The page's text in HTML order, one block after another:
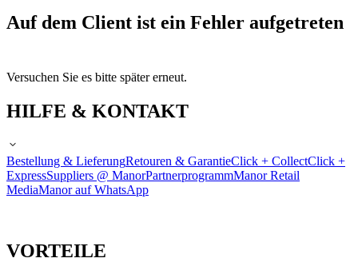
Auf dem Client ist ein Fehler aufgetreten
Versuchen Sie es bitte später erneut.
HILFE & KONTAKT
Bestellung & LieferungRetouren & GarantieClick + CollectClick +
ExpressSuppliers @ ManorPartnerprogrammManor Retail
MediaManor auf WhatsApp
VORTEILE